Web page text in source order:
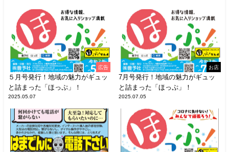
広告
５月号発行！地域の魅力がギュッ
と詰まった「ほっぷ」！
2025.05.07
お店
7月号発行！地域の魅力がギュッ
と詰まった「ほっぷ」！
2025.07.05